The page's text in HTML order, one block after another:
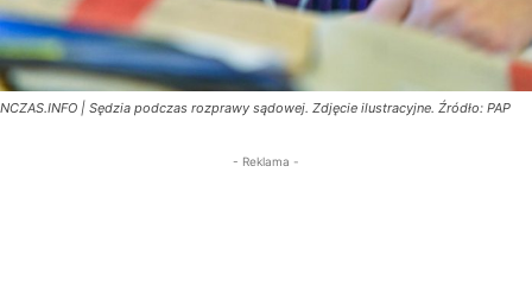
NCZAS.INFO | Sędzia podczas rozprawy sądowej. Zdjęcie ilustracyjne. Źródło: PAP
- Reklama -